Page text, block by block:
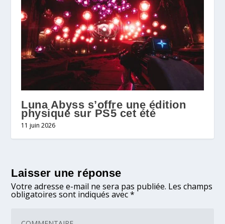
Luna Abyss s’offre une édition
physique sur PS5 cet été
11 juin 2026
Laisser une réponse
Votre adresse e-mail ne sera pas publiée. Les champs
obligatoires sont indiqués avec*